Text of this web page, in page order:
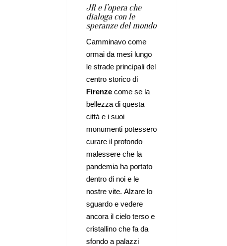
JR e l’opera che
dialoga con le
speranze del mondo
Camminavo come
ormai da mesi lungo
le strade principali del
centro storico di
Firenzecome se la
bellezza di questa
città e i suoi
monumenti potessero
curare il profondo
malessere che la
pandemia ha portato
dentro di noi e le
nostre vite. Alzare lo
sguardo e vedere
ancora il cielo terso e
cristallino che fa da
sfondo a palazzi